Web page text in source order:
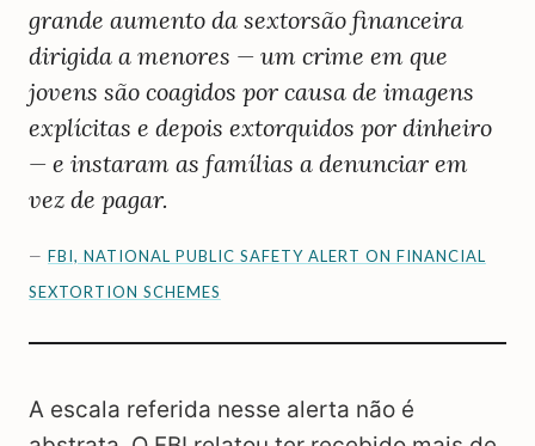
grande aumento da sextorsão financeira
dirigida a menores — um crime em que
jovens são coagidos por causa de imagens
explícitas e depois extorquidos por dinheiro
— e instaram as famílias a denunciar em
vez de pagar.
— FBI, NATIONAL PUBLIC SAFETY ALERT ON FINANCIAL
SEXTORTION SCHEMES
A escala referida nesse alerta não é